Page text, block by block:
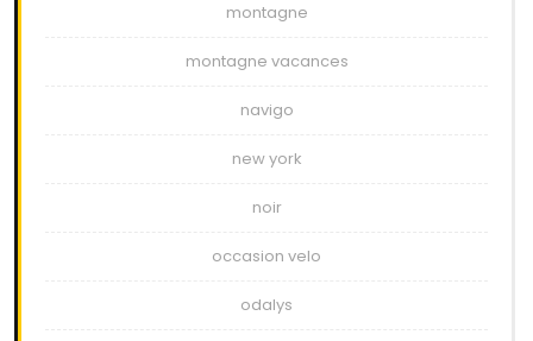
montagne
montagne vacances
navigo
new york
noir
occasion velo
odalys